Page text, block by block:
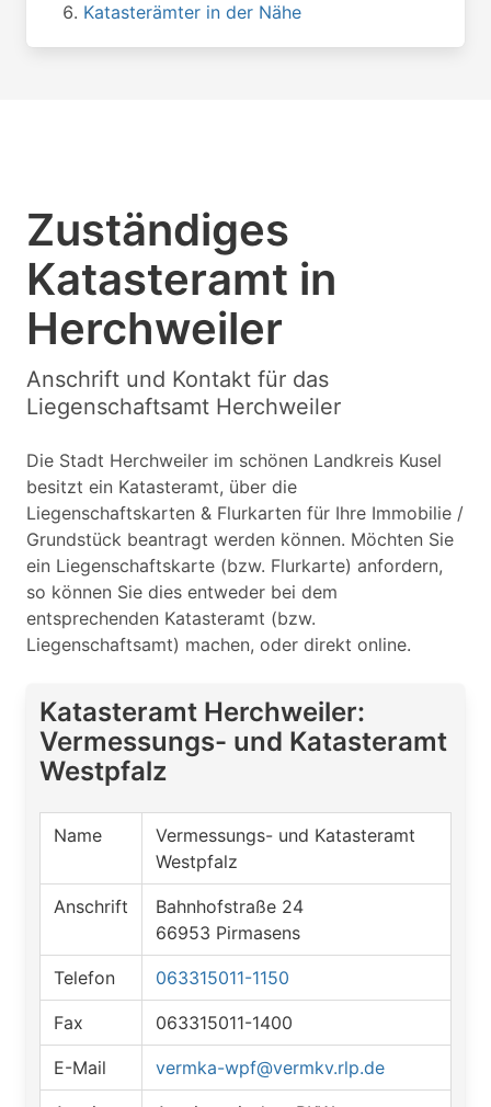
Katasterämter in der Nähe
Zuständiges
Katasteramt in
Herchweiler
Anschrift und Kontakt für das
Liegenschaftsamt Herchweiler
Die Stadt Herchweiler im schönen Landkreis Kusel
besitzt ein Katasteramt, über die
Liegenschaftskarten & Flurkarten für Ihre Immobilie /
Grundstück beantragt werden können. Möchten Sie
ein Liegenschaftskarte (bzw. Flurkarte) anfordern,
so können Sie dies entweder bei dem
entsprechenden Katasteramt (bzw.
Liegenschaftsamt) machen, oder direkt online.
Katasteramt Herchweiler:
Vermessungs- und Katasteramt
Westpfalz
Name
Vermessungs- und Katasteramt
Westpfalz
Anschrift
Bahnhofstraße 24
66953 Pirmasens
Telefon 063315011-1150
Fax 063315011-1400
E-Mail vermka-wpf@vermkv.rlp.de